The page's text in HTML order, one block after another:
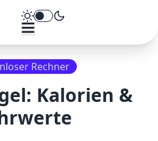
Theme umschalten
Rechner
: Kalorien &